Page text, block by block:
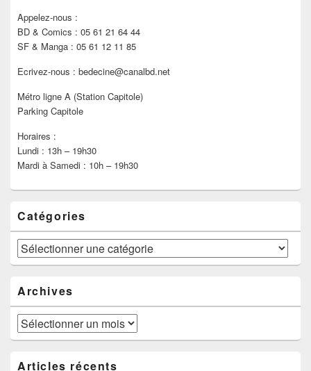
Appelez-nous :
BD & Comics : 05 61 21 64 44
SF & Manga : 05 61 12 11 85
Ecrivez-nous : bedecine@canalbd.net
Métro ligne A (Station Capitole)
Parking Capitole
Horaires :
Lundi : 13h – 19h30
Mardi à Samedi : 10h – 19h30
Catégories
Catégories
Archives
Archives
Articles récents